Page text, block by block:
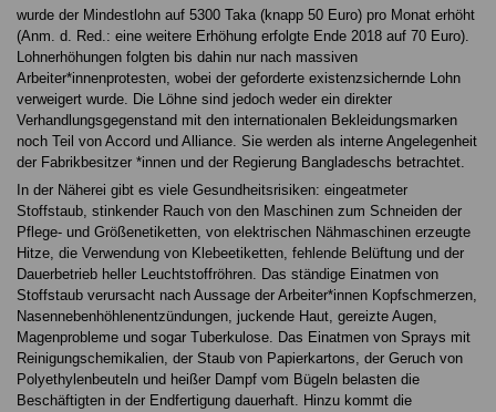
wurde der Mindestlohn auf 5300 Taka (knapp 50 Euro) pro Monat erhöht
(Anm. d. Red.: eine weitere Erhöhung erfolgte Ende 2018 auf 70 Euro).
Lohnerhöhungen folgten bis dahin nur nach massiven
Arbeiter*innenprotesten, wobei der geforderte existenzsichernde Lohn
verweigert wurde. Die Löhne sind jedoch weder ein direkter
Verhandlungsgegenstand mit den internationalen Bekleidungsmarken
noch Teil von Accord und Alliance. Sie werden als interne Angelegenheit
der Fabrikbesitzer *innen und der Regierung Bangladeschs betrachtet.
In der Näherei gibt es viele Gesundheitsrisiken: eingeatmeter
Stoffstaub, stinkender Rauch von den Maschinen zum Schneiden der
Pflege- und Größenetiketten, von elektrischen Nähmaschinen erzeugte
Hitze, die Verwendung von Klebeetiketten, fehlende Belüftung und der
Dauerbetrieb heller Leuchtstoffröhren. Das ständige Einatmen von
Stoffstaub verursacht nach Aussage der Arbeiter*innen Kopfschmerzen,
Nasennebenhöhlenentzündungen, juckende Haut, gereizte Augen,
Magenprobleme und sogar Tuberkulose. Das Einatmen von Sprays mit
Reinigungschemikalien, der Staub von Papierkartons, der Geruch von
Polyethylenbeuteln und heißer Dampf vom Bügeln belasten die
Beschäftigten in der Endfertigung dauerhaft. Hinzu kommt die